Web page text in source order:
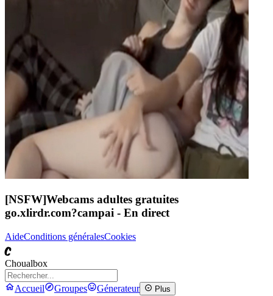
[NSFW]Webcams adultes gratuites
go.xlirdr.com?campai - En direct
AideConditions généralesCookies
C
Choualbox
Accueil Groupes Génerateur Plus